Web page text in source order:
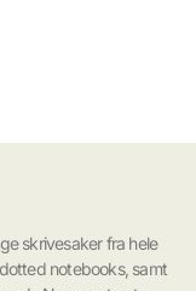
skrivesaker fra hele
notebooks, samt